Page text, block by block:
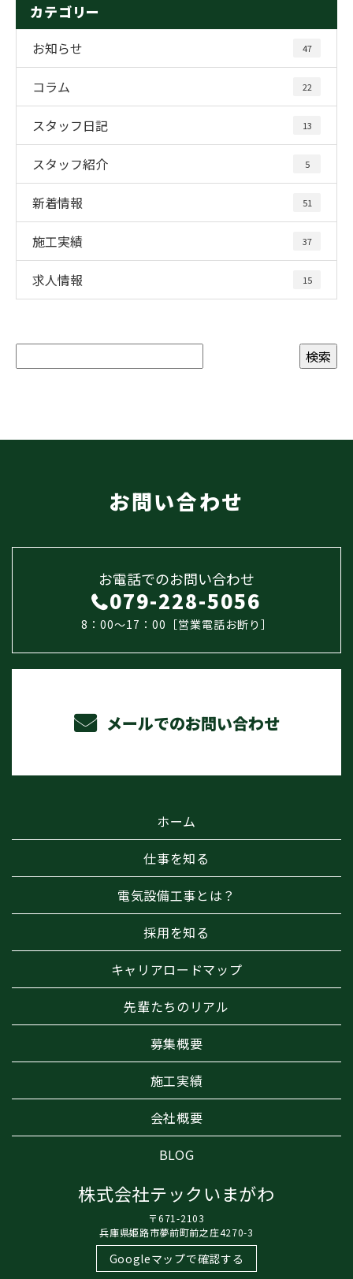
カテゴリー
お知らせ 47
コラム 22
スタッフ日記 13
スタッフ紹介 5
新着情報 51
施工実績 37
求人情報 15
お問い合わせ
お電話でのお問い合わせ
079-228-5056
8：00～17：00［営業電話お断り］
メールでのお問い合わせ
ホーム
仕事を知る
電気設備工事とは？
採用を知る
キャリアロードマップ
先輩たちのリアル
募集概要
施工実績
会社概要
BLOG
株式会社テックいまがわ
〒671-2103
兵庫県姫路市夢前町前之庄4270-3
Googleマップで確認する